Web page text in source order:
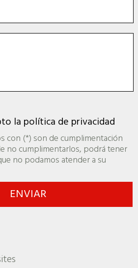
la política de privacidad
con (*) son de cumplimentación
no cumplimentarlos, podrá tener
no podamos atender a su